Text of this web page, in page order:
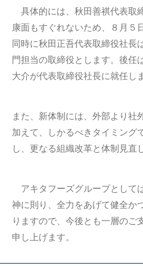
具体的には、秋田善祺代表取
康面もすぐれないため、８月５
同時に秋田正吾代表取締役社長
門担当の取締役とします。後任
大介が代表取締役社長に就任し
また、新体制には、外部より社
加えて、しかるべきタイミング
し、更なる組織改革と体制見直
アキタフーズグループとして
神に則り、全力をあげて健全か
りますので、今後とも一層のご
申し上げます。